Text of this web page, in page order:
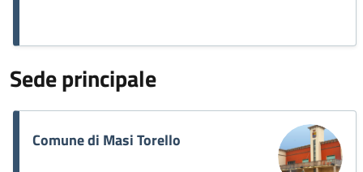
Sede principale
Comune di Masi Torello